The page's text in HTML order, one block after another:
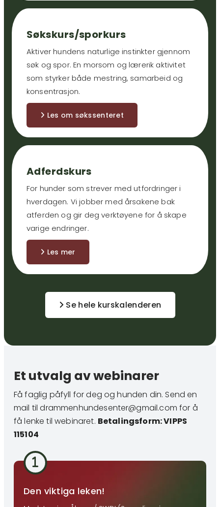
Søkskurs/sporkurs
Aktiver hundens naturlige instinkter gjennom
søk og spor. En morsom og lærerik aktivitet
som styrker både mestring, samarbeid og
konsentrasjon.
Les om søkssenteret
Adferdskurs
For hunder som strever med utfordringer i
hverdagen. Vi jobber med årsakene bak
atferden og gir deg verktøyene for å skape
varige endringer.
Les mer
Se hele kurskalenderen
Et utvalg av webinarer
Få faglig påfyll for deg og hunden din. Send en
mail til drammenhundesenter@gmail.com for å
få lenke til webinaret. Betalingsform: VIPPS
115104
Den viktiga leken!